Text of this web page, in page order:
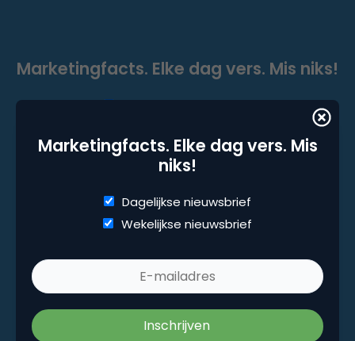
Marketingfacts. Elke dag vers. Mis
niks!
Dagelijkse nieuwsbrief
Wekelijkse nieuwsbrief
Marketingfacts. Elke dag vers. Mis niks!
Dagelijkse nieuwsbrief